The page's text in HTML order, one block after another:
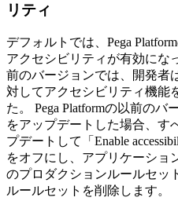
リティ
デフォルトでは、Pega
アクセシビリティが有効にな
前のバージョンでは、開発者
対してアクセシビリティ機能
た。 Pega Platformの以前の
をアップデートした場合、す
プデートして「 Enable
をオフにし、アプリケーショ
のプロダクションルールセッ
ルールセットを削除します。